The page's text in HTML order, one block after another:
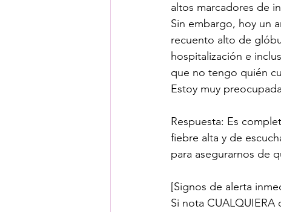
altos marcadores de
Sin embargo, hoy un
recuento alto de
hospitalización e
que no tengo quién
Estoy muy
Respuesta: Es
fiebre alta y de
para asegurarnos de
[Signos de alerta
Si nota